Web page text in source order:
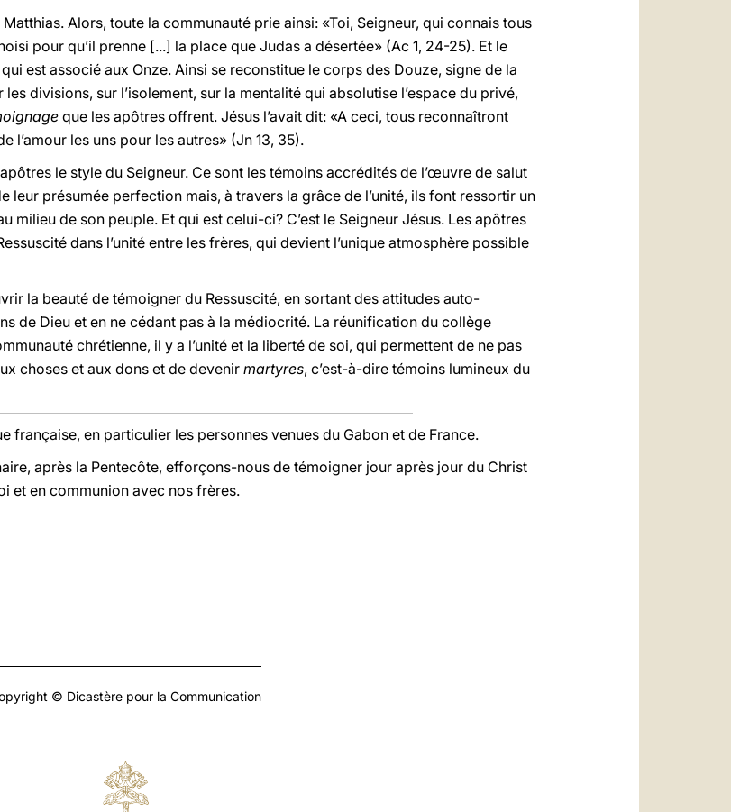
Alors, toute la communauté prie ainsi: «Toi, Seigneur, qui connais tous
pour qu’il prenne [...] la place que Judas a désertée» (Ac 1, 24-25). Et le
est associé aux Onze. Ainsi se reconstitue le corps des Douze, signe de la
divisions, sur l’isolement, sur la mentalité qui absolutise l’espace du privé,
que les apôtres offrent. Jésus l’avait dit: «A ceci, tous reconnaîtront
l’amour les uns pour les autres» (Jn 13, 35).
le style du Seigneur. Ce sont les témoins accrédités de l’œuvre de salut
leur présumée perfection mais, à travers la grâce de l’unité, ils font ressortir un
milieu de son peuple. Et qui est celui-ci? C’est le Seigneur Jésus. Les apôtres
dans l’unité entre les frères, qui devient l’unique atmosphère possible
la beauté de témoigner du Ressuscité, en sortant des attitudes auto-
de Dieu et en ne cédant pas à la médiocrité. La réunification du collège
chrétienne, il y a l’unité et la liberté de soi, qui permettent de ne pas
choses et aux dons et de devenir martyres, c’est-à-dire témoins lumineux du
française, en particulier les personnes venues du Gabon et de France.
après la Pentecôte, efforçons-nous de témoigner jour après jour du Christ
et en communion avec nos frères.
© Dicastère pour la Communication